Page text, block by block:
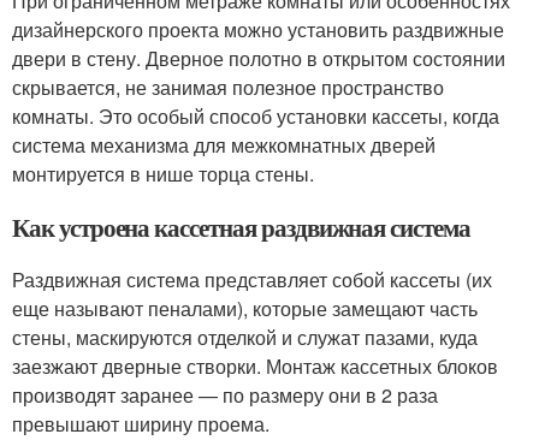
дизайнерского проекта можно установить раздвижные
двери в стену. Дверное полотно в открытом состоянии
скрывается, не занимая полезное пространство
комнаты. Это особый способ установки кассеты, когда
система механизма для межкомнатных дверей
монтируется в нише торца стены.
Как устроена кассетная раздвижная система
Раздвижная система представляет собой кассеты (их
еще называют пеналами), которые замещают часть
стены, маскируются отделкой и служат пазами, куда
заезжают дверные створки. Монтаж кассетных блоков
производят заранее — по размеру они в 2 раза
превышают ширину проема.